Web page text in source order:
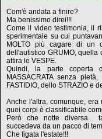
Com'è andata a finire?
Ma benissimo direi!!!
Come il video testimonia, il
sperimentale su cui
MOLTO più cagare di un
dell'autistico GRUMO,
attira le VESPE.
Quindi, la parte coperta
MASSACRATA senza
FASTIDIO, dello STRAZIO e
Anche l'altra, comunque,
quei corpi è classificabile
Però che notte diversa...
succedeva da un pacco di
Che figata l'estate!!!